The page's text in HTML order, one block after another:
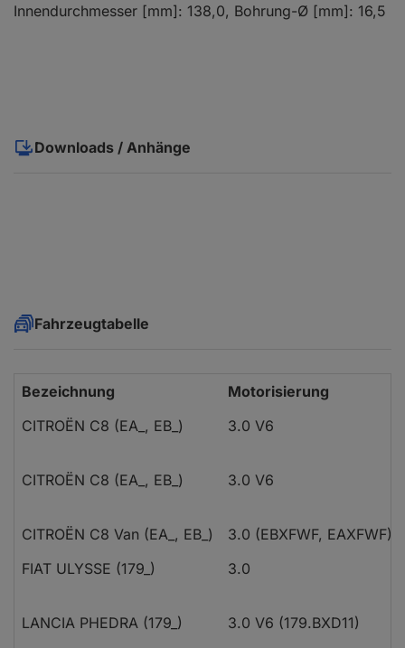
Innendurchmesser [mm]: 138,0, Bohrung-Ø [mm]: 16,5
Downloads / Anhänge
Fahrzeugtabelle
Bezeichnung
Motorisierung
CITROËN C8 (EA_, EB_)
3.0 V6
CITROËN C8 (EA_, EB_) 3.0 V6
CITROËN C8 Van (EA_, EB_)
3.0 (EBXFWF, EAXFWF)
FIAT ULYSSE (179_)
3.0
LANCIA PHEDRA (179_) 3.0 V6 (179.BXD11)